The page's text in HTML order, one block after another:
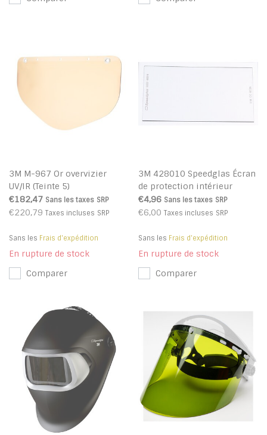
3M M-967 Or overvizier
UV/IR (Teinte 5)
€182,47 Sans les taxes SRP
€220,79 Taxes incluses SRP
Sans les Frais d'expédition
En rupture de stock
Comparer
3M 428010 Speedglas Écran
de protection intérieur
€4,96 Sans les taxes SRP
€6,00 Taxes incluses SRP
Sans les Frais d'expédition
En rupture de stock
Comparer